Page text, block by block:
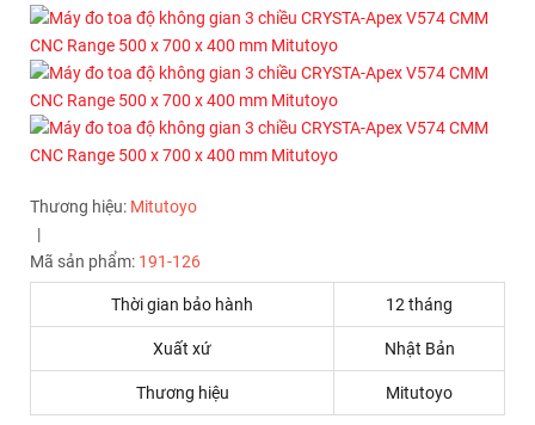
Thương hiệu: Mitutoyo
|
Mã sản phẩm: 191-126
Thời gian bảo hành 12 tháng
Xuất xứ Nhật Bản
Thương hiệu Mitutoyo